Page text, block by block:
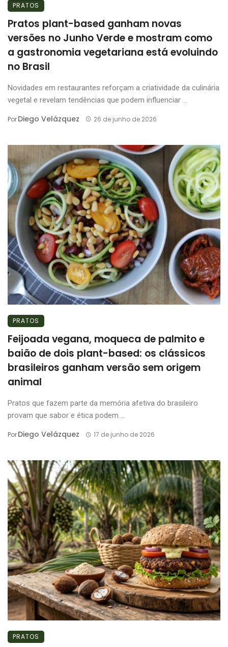
PRATOS
Pratos plant-based ganham novas
versões no Junho Verde e mostram como
a gastronomia vegetariana está evoluindo
no Brasil
Novidades em restaurantes reforçam a criatividade da culinária
vegetal e revelam tendências que podem influenciar ...
PorDiego Velázquez 26 de junho de 2026
PRATOS
Feijoada vegana, moqueca de palmito e
baião de dois plant-based: os clássicos
brasileiros ganham versão sem origem
animal
Pratos que fazem parte da memória afetiva do brasileiro
provam que sabor e ética podem ...
PorDiego Velázquez 17 de junho de 2026
PRATOS